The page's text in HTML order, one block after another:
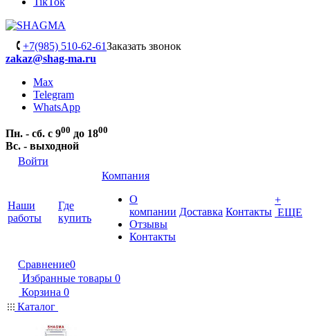
+7(985) 510-62-61Заказать звонок
zakaz@shag-ma.ru
Max
Telegram
WhatsApp
Пн. - сб. с 900 до 1800
Вс. - выходной
Войти
Наши
работы
Где
купить
Компания
О
компании
Отзывы
Контакты
Доставка Контакты
+
ЕЩЕ
Сравнение0
Избранные товары 0
Корзина 0
Каталог